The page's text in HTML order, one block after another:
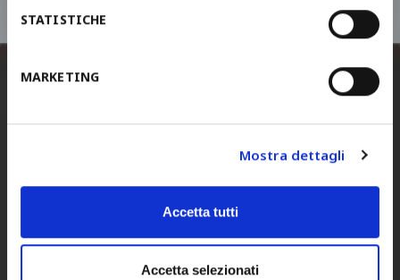
STATISTICHE
MARKETING
Mostra dettagli
Accetta tutti
Accetta selezionati
+39 0422 440137
PECstamspa@legalmail.it
Address:
via Piave, 6